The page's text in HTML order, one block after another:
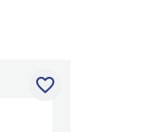
favorite_border